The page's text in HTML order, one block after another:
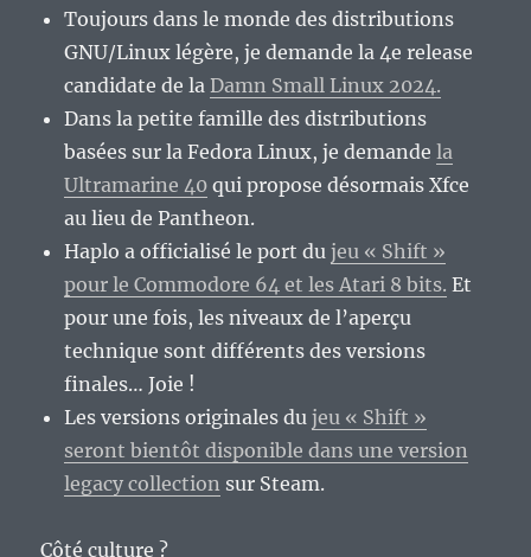
Toujours dans le monde des distributions
GNU/Linux légère, je demande la 4e release
candidate de laDamn Small Linux 2024.
Dans la petite famille des distributions
basées sur la Fedora Linux, je demandela
Ultramarine 40 qui propose désormais Xfce
au lieu de Pantheon.
Haplo a officialisé le port dujeu « Shift »
pour le Commodore 64 et les Atari 8 bits. Et
pour une fois, les niveaux de l’aperçu
technique sont différents des versions
finales… Joie !
Les versions originales dujeu « Shift »
seront bientôt disponible dans une version
legacy collection sur Steam.
Côté culture ?